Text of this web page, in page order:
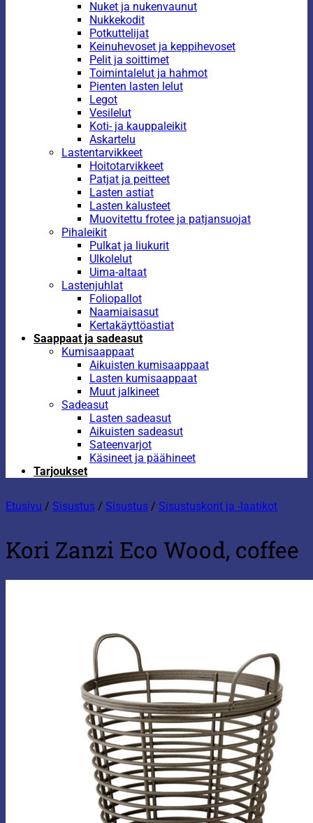
Nuket ja nukenvaunut
Nukkekodit
Potkuttelijat
Keinuhevoset ja keppihevoset
Pelit ja soittimet
Toimintalelut ja hahmot
Pienten lasten lelut
Legot
Vesilelut
Koti- ja kauppaleikit
Askartelu
Lastentarvikkeet
Hoitotarvikkeet
Patjat ja peitteet
Lasten astiat
Lasten kalusteet
Muovitettu frotee ja patjansuojat
Pihaleikit
Pulkat ja liukurit
Ulkolelut
Uima-altaat
Lastenjuhlat
Foliopallot
Naamiaisasut
Kertakäyttöastiat
Saappaat ja sadeasut
Kumisaappaat
Aikuisten kumisaappaat
Lasten kumisaappaat
Muut jalkineet
Sadeasut
Lasten sadeasut
Aikuisten sadeasut
Sateenvarjot
Käsineet ja päähineet
Tarjoukset
Etusivu / Sisustus / Sisustus / Sisustuskorit ja -laatikot
Kori Zanzi Eco Wood, coffee